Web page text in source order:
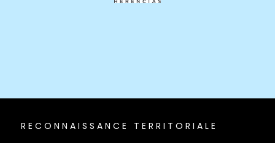
RECONNAISSANCE TERRITORIALE